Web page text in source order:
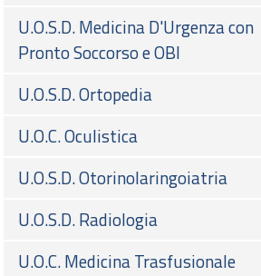
U.O.S.D. Medicina D'Urgenza con
Pronto Soccorso e OBI
U.O.S.D. Ortopedia
U.O.C. Oculistica
U.O.S.D. Otorinolaringoiatria
U.O.S.D. Radiologia
U.O.C. Medicina Trasfusionale